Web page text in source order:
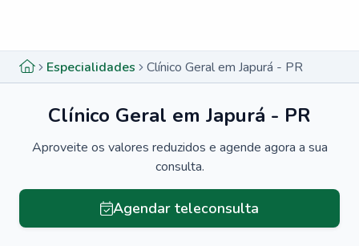
Especialidades Clínico Geral em Japurá - PR
Clínico Geral em Japurá - PR
Aproveite os valores reduzidos e agende agora a sua
consulta.
Agendar teleconsulta